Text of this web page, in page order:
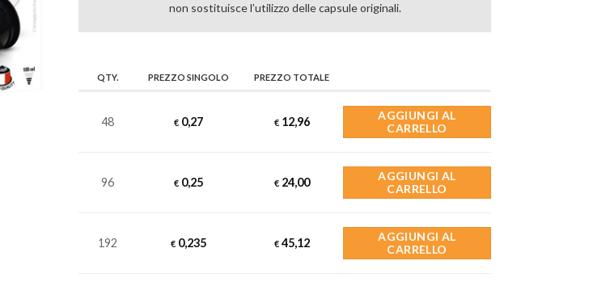
non sostituisce l’utilizzo delle capsule originali.
QTY. PREZZO SINGOLO PREZZO TOTALE
48 € 0,27 €12,96
AGGIUNGI AL
CARRELLO
96 € 0,25 €24,00
AGGIUNGI AL
CARRELLO
192 € 0,235 €45,12
AGGIUNGI AL
CARRELLO